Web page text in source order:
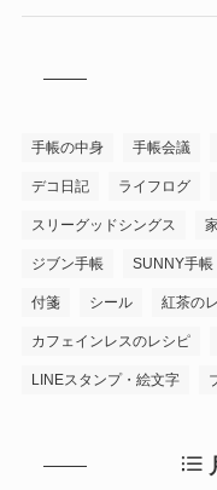
手帳の中身 手帳会議
デコ日記 ライフログ
スリーグッドシングス
ジブン手帳 SUNNY手帳
付箋 シール 紅茶の
カフェインレスのレシピ
LINEスタンプ・絵文字